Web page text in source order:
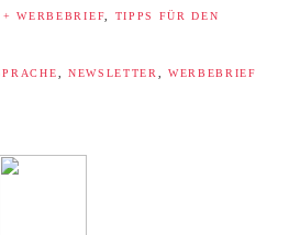
+ WERBEBRIEF
TIPPS FÜR DEN
NEWSLETTER WERBEBRIEF